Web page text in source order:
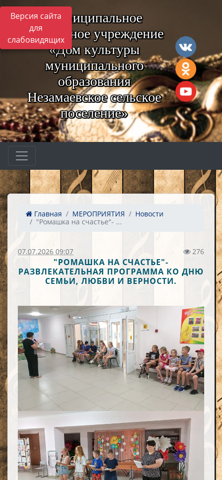
Версия сайта
для
слабовидящих
Муниципальное
бюджетное учреждение
«Дом культуры
муниципального
образования
Незамаевское сельское
поселение»
Главная МЕРОПРИЯТИЯ
Новости
"Ромашка на счастье"- ...
07.07.2026 09:07 276
"РОМАШКА НА СЧАСТЬЕ"-
РАЗВЛЕКАТЕЛЬНАЯ ПРОГРАММА КО ДНЮ
СЕМЬИ, ЛЮБВИ И ВЕРНОСТИ.